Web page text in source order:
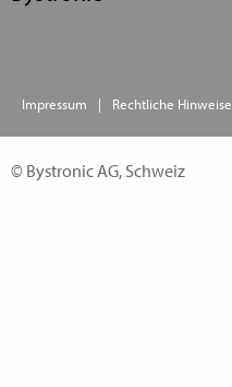
Impressum Rechtliche Hinweise
© Bystronic AG, Schweiz